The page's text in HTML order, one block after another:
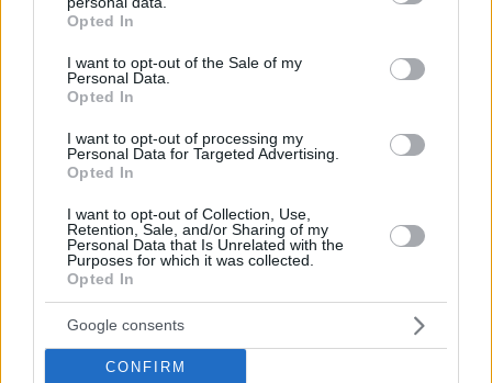
grant or deny consent to Google and its third-party tags to
use your data for below specified purposes in below Google
consent section.
Opted In
I want to opt-out of the Sale of my
Personal Data.
Opted In
I want to opt-out of processing my
Personal Data for Targeted Advertising.
Opted In
I want to opt-out of Collection, Use,
Retention, Sale, and/or Sharing of my
Personal Data that Is Unrelated with the
Purposes for which it was collected.
Opted In
Google consents
CONFIRM
Cut The Rope
ΔΕΙΤΕ ΟΛΑ ΤΑ GAMES
Best of Network